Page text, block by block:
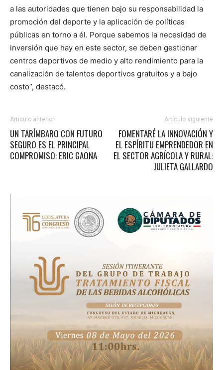
a las autoridades que tienen bajo su responsabilidad la
promoción del deporte y la aplicación de políticas
públicas en torno a él. Porque sabemos la necesidad de
inversión que hay en este sector, se deben gestionar
centros deportivos de medio y alto rendimiento para la
canalización de talentos deportivos gratuitos y a bajo
costo”, destacó.
Artículo anterior
UN TARÍMBARO CON FUTURO
SEGURO ES EL PRINCIPAL
COMPROMISO: ERIC GAONA
Artículo siguiente
FOMENTARÉ LA INNOVACIÓN Y
EL ESPÍRITU EMPRENDEDOR EN
EL SECTOR AGRÍCOLA Y RURAL:
JULIETA GALLARDO